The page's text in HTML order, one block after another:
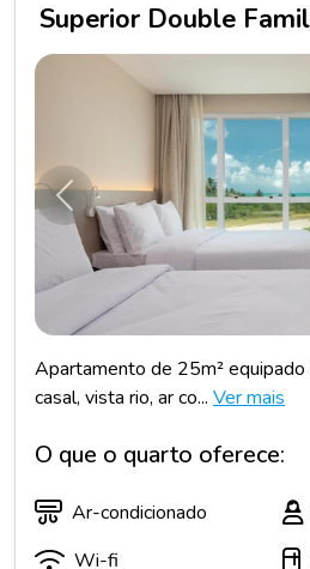
Superior Double
Anterior
Apartamento de 25m² equipado
casal, vista rio, ar co... Ver mais
O que o quarto oferece:
Ar-condicionado
Wi-fi